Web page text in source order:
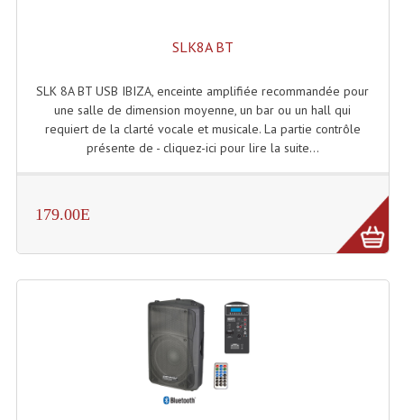
Lampes Ampoules
Ampoules - Tubes Lumière Noire Black Gun
Lampes À Décharges
Lampes De Couleurs
Lampes PAR
Lampes Théatre
Les Packs Light
SLK8A BT
SLK 8A BT USB IBIZA, enceinte amplifiée recommandée pour
une salle de dimension moyenne, un bar ou un hall qui
requiert de la clarté vocale et musicale. La partie contrôle
présente de - cliquez-ici pour lire la suite...
179.00E